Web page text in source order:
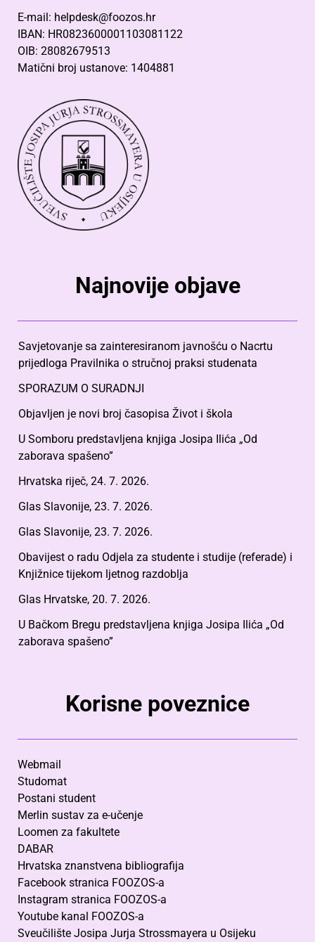
E-mail: helpdesk@foozos.hr
IBAN: HR0823600001103081122
OIB: 28082679513
Matični broj ustanove: 1404881
Najnovije objave
Savjetovanje sa zainteresiranom javnošću o Nacrtu
prijedloga Pravilnika o stručnoj praksi studenata
SPORAZUM O SURADNJI
Objavljen je novi broj časopisa Život i škola
U Somboru predstavljena knjiga Josipa Ilića „Od
zaborava spašeno”
Hrvatska riječ, 24. 7. 2026.
Glas Slavonije, 23. 7. 2026.
Glas Slavonije, 23. 7. 2026.
Obavijest o radu Odjela za studente i studije (referade) i
Knjižnice tijekom ljetnog razdoblja
Glas Hrvatske, 20. 7. 2026.
U Bačkom Bregu predstavljena knjiga Josipa Ilića „Od
zaborava spašeno”
Korisne poveznice
Webmail
Studomat
Postani student
Merlin sustav za e-učenje
Loomen za fakultete
DABAR
Hrvatska znanstvena bibliografija
Facebook stranica FOOZOS-a
Instagram stranica FOOZOS-a
Youtube kanal FOOZOS-a
Sveučilište Josipa Jurja Strossmayera u Osijeku